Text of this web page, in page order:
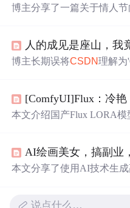
博主分享了一篇关于情人节
形，并提供了逻辑代码来
案，展现了编程的趣味性
人的成见是座山，我
博主长期误将CSDN理解为
自动手写代码、搭架构、
份认同，意识到成见源于
本文介绍国产Flux LORA模
力，为想学习AI绘画者分
线、工具、笔记等。
本文分享了使用AI技术生
说点什么…